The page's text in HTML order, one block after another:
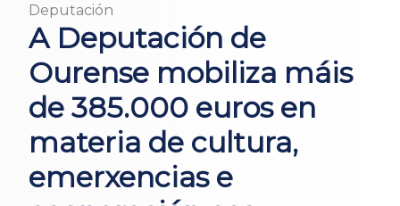
Deputación
A Deputación de
Ourense mobiliza máis
de 385.000 euros en
materia de cultura,
emerxencias e